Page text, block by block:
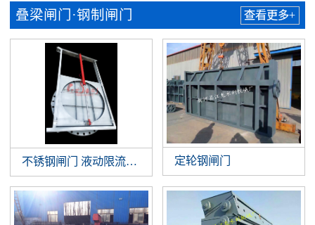
叠梁闸门·钢制闸门 查看更多+
不锈钢闸门 液动限流闸门 智能液动平板闸门 截污井设备
定轮钢闸门